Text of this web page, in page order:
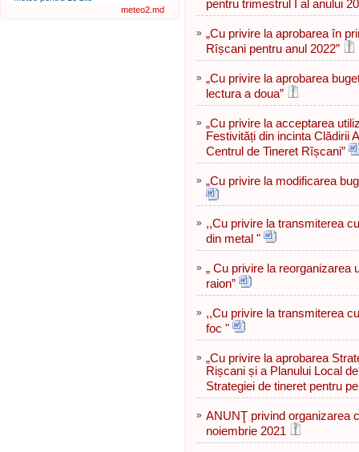
meteo2.md
pentru trimestrul I al anului
» „Cu privire la aprobarea în
Rîșcani pentru anul 2022”
» „Cu privire la aprobarea
lectura a doua”
» „Cu privire la acceptarea
Festivități din incinta Clădirii
Centrul de Tineret Rîșcani”
» „Cu privire la modificarea
» ,,Cu privire la transmiterea
din metal "
» „ Cu privire la reorganizarea
raion”
» ,,Cu privire la transmiterea
foc "
» „Cu privire la aprobarea
Rișcani și a Planului Local
Strategiei de tineret pentru
» ANUNŢ privind organizarea
noiembrie 2021